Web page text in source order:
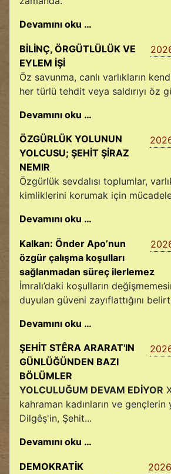
Devamını oku …
BİLİNÇ, ÖRGÜTLÜLÜK VE
EYLEM İŞİ
Öz savunma, canlı varlıkların
her türlü tehdit veya saldırıyı öz
Devamını oku …
ÖZGÜRLÜK YOLUNUN
YOLCUSU; ŞEHİT ŞİRAZ
NEMIR
Özgürlük sevdalısı toplumlar,
kimliklerini korumak için
Devamını oku …
Kalkan: Önder Apo’nun
özgür çalışma koşulları
sağlanmadan süreç ilerlemez
İmralı’daki koşulların
duyulan güveni zayıflattığını
Devamını oku …
ŞEHİT STÊRA ARARAT'IN
GÜNLÜĞÜNDEN BAZI
BÖLÜMLER
YOLCULUĞUM DEVAM EDİYOR
kahraman kadınların ve
Dilgêş'in, Şehit...
Devamını oku …
DEMOKRATİK